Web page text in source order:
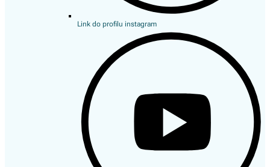
Link do profilu instagram